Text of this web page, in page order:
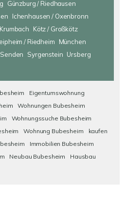
Günzburg / Riedhausen
Ichenhausen / Oxenbronn
Krumbach
Kötz / Großkötz
/ Riedheim
München
Senden Syrgenstein Ursberg
Eigentumswohnung
Wohnungen Bubesheim
Wohnungssuche Bubesheim
Wohnung Bubesheim
kaufen
Immobilien Bubesheim
Neubau Bubesheim
Hausbau